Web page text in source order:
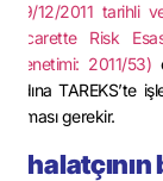
29/12/2011 tarihli
Ticarette Risk
Denetimi: 2011/53)
adına TAREKS’te
olması gerekir.